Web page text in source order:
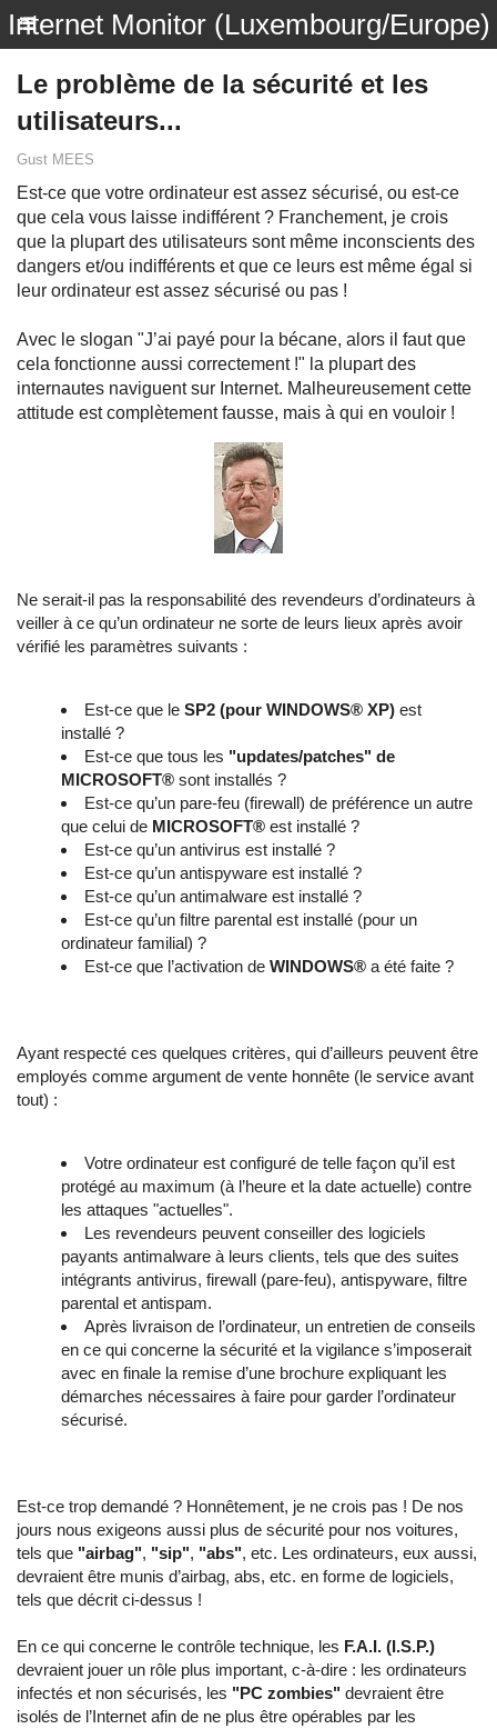
Internet Monitor (Luxembourg/Europe)
Le problème de la sécurité et les
utilisateurs...
Gust MEES
Est-ce que votre ordinateur est assez sécurisé, ou est-ce
que cela vous laisse indifférent ? Franchement, je crois
que la plupart des utilisateurs sont même inconscients des
dangers et/ou indifférents et que ce leurs est même égal si
leur ordinateur est assez sécurisé ou pas !
Avec le slogan "J’ai payé pour la bécane, alors il faut que
cela fonctionne aussi correctement !" la plupart des
internautes naviguent sur Internet. Malheureusement cette
attitude est complètement fausse, mais à qui en vouloir !
Ne serait-il pas la responsabilité des revendeurs d’ordinateurs à
veiller à ce qu’un ordinateur ne sorte de leurs lieux après avoir
vérifié les paramètres suivants :
Est-ce que le SP2 (pour WINDOWS® XP) est
installé ?
Est-ce que tous les "updates/patches" de
MICROSOFT® sont installés ?
Est-ce qu’un pare-feu (firewall) de préférence un autre
que celui de MICROSOFT® est installé ?
Est-ce qu’un antivirus est installé ?
Est-ce qu’un antispyware est installé ?
Est-ce qu’un antimalware est installé ?
Est-ce qu’un filtre parental est installé (pour un
ordinateur familial) ?
Est-ce que l’activation de WINDOWS® a été faite ?
Ayant respecté ces quelques critères, qui d’ailleurs peuvent être
employés comme argument de vente honnête (le service avant
tout) :
Votre ordinateur est configuré de telle façon qu’il est
protégé au maximum (à l’heure et la date actuelle) contre
les attaques "actuelles".
Les revendeurs peuvent conseiller des logiciels
payants antimalware à leurs clients, tels que des suites
intégrants antivirus, firewall (pare-feu), antispyware, filtre
parental et antispam.
Après livraison de l’ordinateur, un entretien de conseils
en ce qui concerne la sécurité et la vigilance s’imposerait
avec en finale la remise d’une brochure expliquant les
démarches nécessaires à faire pour garder l’ordinateur
sécurisé.
Est-ce trop demandé ? Honnêtement, je ne crois pas ! De nos
jours nous exigeons aussi plus de sécurité pour nos voitures,
tels que "airbag", "sip", "abs", etc. Les ordinateurs, eux aussi,
devraient être munis d’airbag, abs, etc. en forme de logiciels,
tels que décrit ci-dessus !
En ce qui concerne le contrôle technique, les F.A.I. (I.S.P.)
devraient jouer un rôle plus important, c-à-dire : les ordinateurs
infectés et non sécurisés, les "PC zombies" devraient être
isolés de l’Internet afin de ne plus être opérables par les